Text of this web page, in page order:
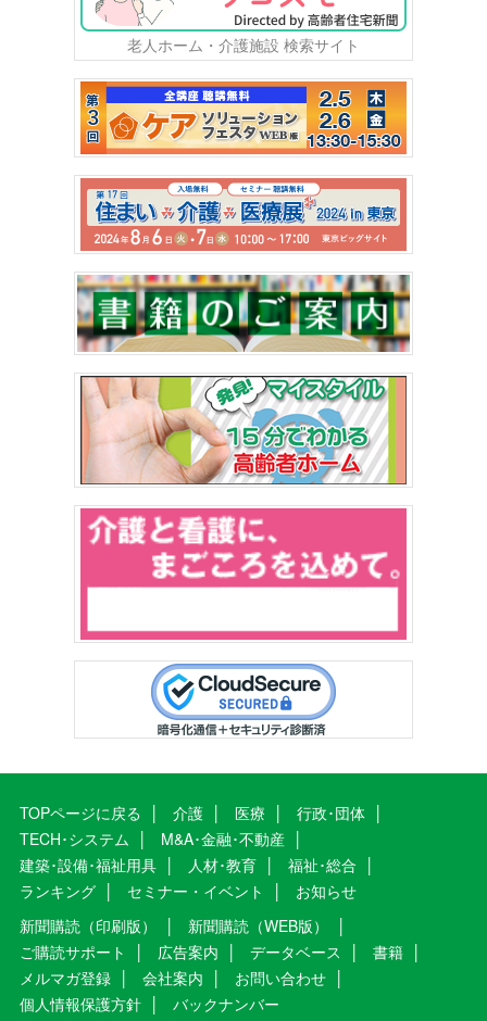
老人ホーム・介護施設 検索サイト
TOPページに戻る 介護 医療
行政･団体
TECH･システム
M&A･金融･不動産
建築･設備･福祉用具
人材･教育
福祉･総合
ランキング
セミナー・イベント
お知らせ
新聞購読（印刷版）
新聞購読（WEB版）
ご購読サポート
広告案内 データベース
書籍
メルマガ登録
会社案内
お問い合わせ
個人情報保護方針
バックナンバー